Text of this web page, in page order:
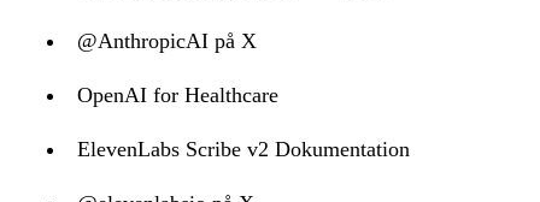
@AnthropicAI på X
OpenAI for Healthcare
ElevenLabs Scribe v2 Dokumentation